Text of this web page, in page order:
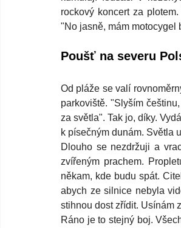
rockový koncert za
"No jasně, mám motocygel
Poušť na severu
Od pláže se valí
parkoviště. "Slyším
za světla". Tak jo, díky.
k písečným dunám. Světla
Dlouho se nezdržuji a
zvířeným prachem.
někam, kde budu spát.
abych ze silnice nebyla
stihnou dost zřídit. Usínám
Ráno je to stejný boj.